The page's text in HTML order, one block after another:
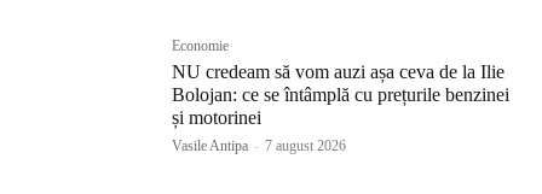
Economie
NU credeam să vom auzi așa ceva de la Ilie
Bolojan: ce se întâmplă cu prețurile benzinei
și motorinei
Vasile Antipa - 7 august 2026